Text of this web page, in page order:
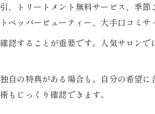
賢く選ぶ方法
プするコツを紹介
容院探し
った賢いサロン選び
見極める選定基準
ためのチェック項目
トリートメント無料サービス、季節
ッパービューティー、大手口コミサ
認することが重要です。人気サロン
の特典がある場合も。自分の希望に
じっくり確認できます。
ら
ら